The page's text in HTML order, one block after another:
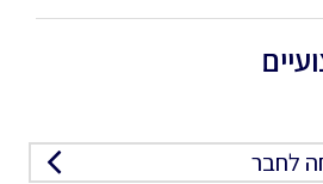
לחבר